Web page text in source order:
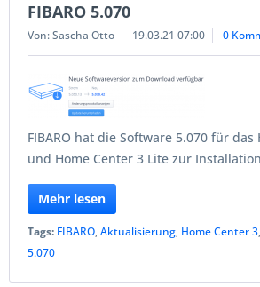
FIBARO 5.070
Von: Sascha Otto 19.03.21 07:00 0
FIBARO hat die Software 5.070 für das
und Home Center 3 Lite zur
Mehr lesen
Tags: FIBARO,Aktualisierung, Home Center 3,
5.070